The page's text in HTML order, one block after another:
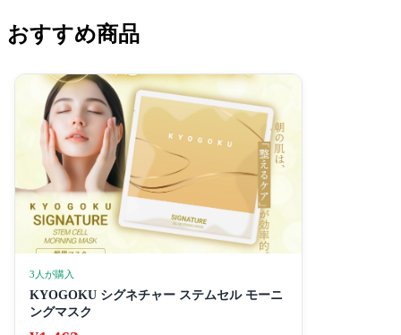
おすすめ商品
3人が購入
KYOGOKU シグネチャー ステムセル モーニ
ングマスク